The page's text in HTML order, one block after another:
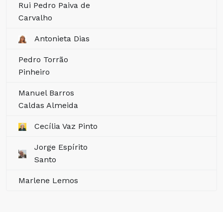
Rui Pedro Paiva de
Carvalho
Antonieta Dias
Pedro Torrão
Pinheiro
Manuel Barros
Caldas Almeida
Cecília Vaz Pinto
Jorge Espírito
Santo
Marlene Lemos